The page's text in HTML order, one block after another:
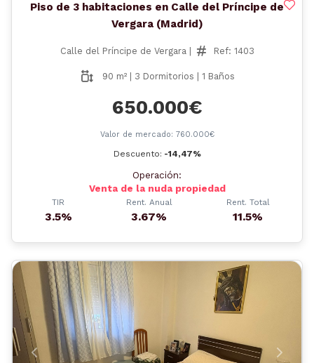
Piso de 3 habitaciones en Calle del Príncipe de
Vergara (Madrid)
Calle del Príncipe de Vergara | Ref: 1403
90 m² | 3 Dormitorios | 1 Baños
650.000€
Valor de mercado: 760.000€
Descuento: -14,47%
Operación:
Venta de la nuda propiedad
TIR
3.5%
Rent. Anual
3.67%
Rent. Total
11.5%
Anterior